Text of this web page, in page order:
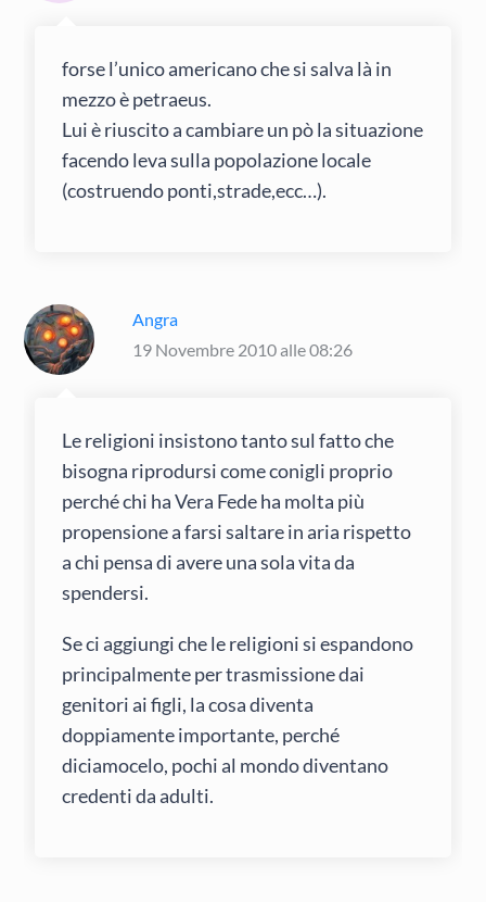
forse l’unico americano che si salva là in
mezzo è petraeus.
Lui è riuscito a cambiare un pò la situazione
facendo leva sulla popolazione locale
(costruendo ponti,strade,ecc…).
Angra
19 Novembre 2010 alle 08:26
Le religioni insistono tanto sul fatto che
bisogna riprodursi come conigli proprio
perché chi ha Vera Fede ha molta più
propensione a farsi saltare in aria rispetto
a chi pensa di avere una sola vita da
spendersi.
Se ci aggiungi che le religioni si espandono
principalmente per trasmissione dai
genitori ai figli, la cosa diventa
doppiamente importante, perché
diciamocelo, pochi al mondo diventano
credenti da adulti.